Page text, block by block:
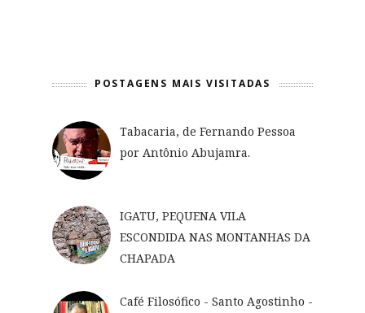
POSTAGENS MAIS VISITADAS
Tabacaria, de Fernando Pessoa
por Antônio Abujamra.
IGATU, PEQUENA VILA
ESCONDIDA NAS MONTANHAS DA
CHAPADA
Café Filosófico - Santo Agostinho -